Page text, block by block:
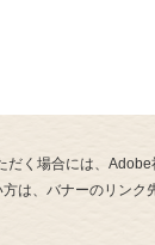
だく場合には、
は、バナーのリンク